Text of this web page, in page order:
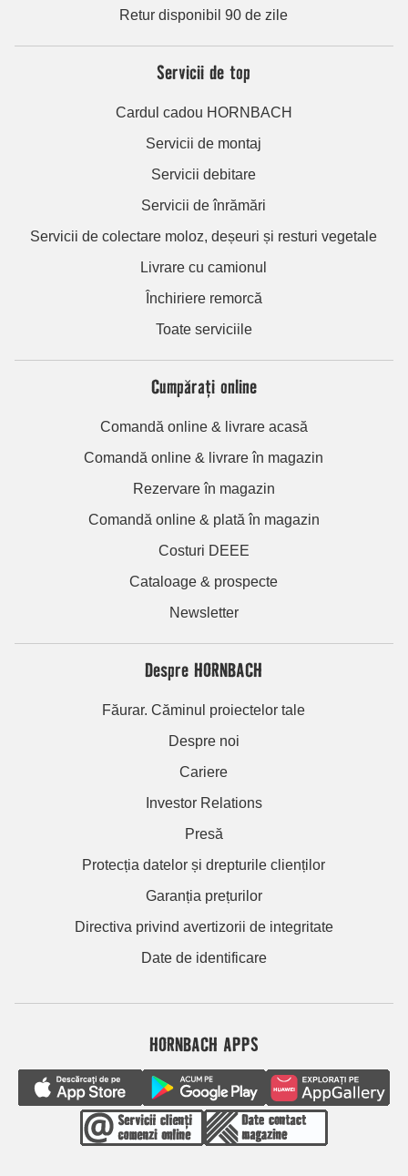
Retur disponibil 90 de zile
Servicii de top
Cardul cadou HORNBACH
Servicii de montaj
Servicii debitare
Servicii de înrămări
Servicii de colectare moloz, deșeuri și resturi vegetale
Livrare cu camionul
Închiriere remorcă
Toate serviciile
Cumpărați online
Comandă online & livrare acasă
Comandă online & livrare în magazin
Rezervare în magazin
Comandă online & plată în magazin
Costuri DEEE
Cataloage & prospecte
Newsletter
Despre HORNBACH
Făurar. Căminul proiectelor tale
Despre noi
Cariere
Investor Relations
Presă
Protecția datelor și drepturile clienților
Garanția prețurilor
Directiva privind avertizorii de integritate
Date de identificare
HORNBACH APPS